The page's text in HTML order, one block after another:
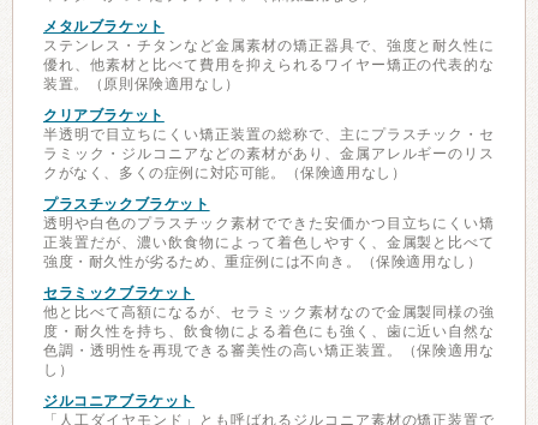
メタルブラケット
ステンレス・チタンなど金属素材の矯正器具で、強度と耐久性に
優れ、他素材と比べて費用を抑えられるワイヤー矯正の代表的な
装置。（原則保険適用なし）
クリアブラケット
半透明で目立ちにくい矯正装置の総称で、主にプラスチック・セ
ラミック・ジルコニアなどの素材があり、金属アレルギーのリス
クがなく、多くの症例に対応可能。（保険適用なし）
プラスチックブラケット
透明や白色のプラスチック素材でできた安価かつ目立ちにくい矯
正装置だが、濃い飲食物によって着色しやすく、金属製と比べて
強度・耐久性が劣るため、重症例には不向き。（保険適用なし）
セラミックブラケット
他と比べて高額になるが、セラミック素材なので金属製同様の強
度・耐久性を持ち、飲食物による着色にも強く、歯に近い自然な
色調・透明性を再現できる審美性の高い矯正装置。（保険適用な
し）
ジルコニアブラケット
「人工ダイヤモンド」とも呼ばれるジルコニア素材の矯正装置で